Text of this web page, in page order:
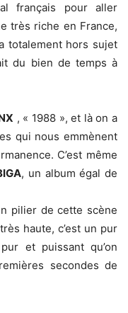
français pour aller
très riche en France,
totalement hors sujet
du bien de temps à
, « 1988 », et là on a
qui nous emmènent
C’est même
, un album égal de
pilier de cette scène
haute, c’est un pur
et puissant qu’on
secondes de